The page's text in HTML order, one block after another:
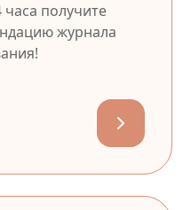
часа получите
журнала